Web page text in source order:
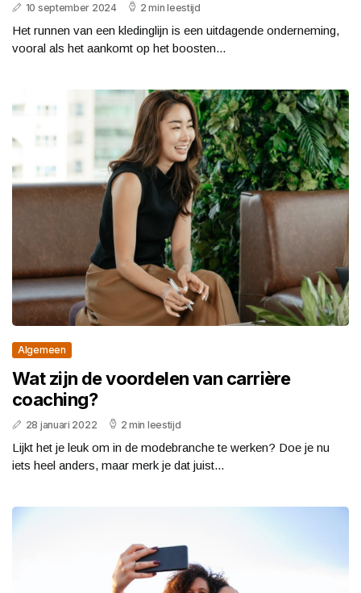
10 september 2024 2 min leestijd
Het runnen van een kledinglijn is een uitdagende onderneming,
vooral als het aankomt op het boosten...
Algemeen
Wat zijn de voordelen van carrière
coaching?
28 januari 2022 2 min leestijd
Lijkt het je leuk om in de modebranche te werken? Doe je nu
iets heel anders, maar merk je dat juist...